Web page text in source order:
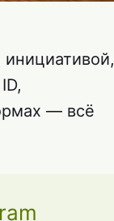
инициативой,
— всё